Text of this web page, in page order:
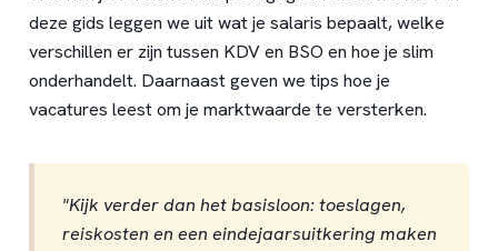
deze gids leggen we uit wat je salaris bepaalt, welke
verschillen er zijn tussen KDV en BSO en hoe je slim
onderhandelt. Daarnaast geven we tips hoe je
vacatures leest om je marktwaarde te versterken.
"Kijk verder dan het basisloon: toeslagen,
reiskosten en een eindejaarsuitkering maken